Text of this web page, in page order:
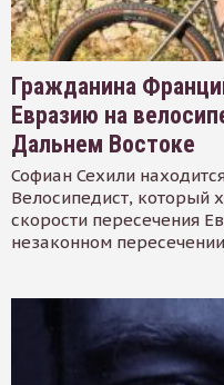
Гражданина
Евразию на
Дальнем Востоке
Софиан Сехили
Велосипедист, который
скорости пересечения
незаконном